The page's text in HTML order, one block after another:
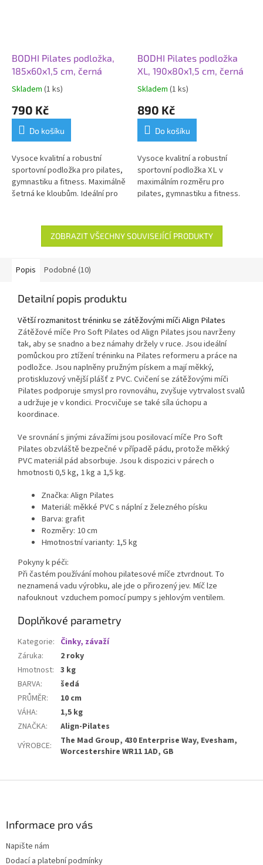
BODHI Pilates podložka,
185x60x1,5 cm, černá
Skladem (1 ks)
790 Kč
Do košíku
Vysoce kvalitní a robustní
sportovní podložka pro pilates,
gymnastiku a fitness. Maximálně
šetrná ke kloubům. Ideální pro
BODHI Pilates podložka
XL, 190x80x1,5 cm, černá
Skladem (1 ks)
890 Kč
Do košíku
Vysoce kvalitní a robustní
sportovní podložka XL v
maximálním rozměru pro
pilates, gymnastiku a fitness.
Ideální pro každodenní použití.
ZOBRAZIT VŠECHNY SOUVISEJÍCÍ PRODUKTY
Popis Podobné (10)
Detailní popis produktu
Větší rozmanitost tréninku se zátěžovými míči Align Pilates
Zátěžové míče Pro Soft Pilates od Align Pilates jsou navrženy
tak, aby se snadno a bez námahy držely v ruce. Jsou ideální
pomůckou pro ztížení tréninku na Pilates reformeru a práce na
podložce. Jsou naplněny pružným pískem a mají měkký,
protiskluzový vnější plášť z PVC. Cvičení se zátěžovými míči
Pilates podporuje smysl pro rovnováhu, zvyšuje vytrvalost svalů
a udržuje je v kondici. Procvičuje se také síla úchopu a
koordinace.
Ve srovnání s jinými závažími jsou posilovací míče Pro Soft
Pilates obzvláště bezpečné v případě pádu, protože měkký
PVC materiál pád absorbuje. Jsou k dispozici v párech o
hmotnosti 0,5 kg, 1 kg a 1,5 kg.
Značka: Align Pilates
Materiál: měkké PVC s náplní z železného písku
Barva: grafit
Rozměry: 10 cm
Hmotnostní varianty: 1,5 kg
Pokyny k péči:
Při častém používání mohou pilatesové míče ztvrdnout. To
neznamená vadu výrobku, ale jde o přirozený jev. Míč lze
nafouknout vzduchem pomocí pumpy s jehlovým ventilem.
Doplňkové parametry
Kategorie: Činky, závaží
Záruka:
2 roky
Hmotnost: 3 kg
BARVA:
šedá
PRŮMĚR:
10 cm
VÁHA:
1,5 kg
ZNAČKA:
Align-Pilates
VÝROBCE:
The Mad Group, 430 Enterprise Way, Evesham,
Worcestershire WR11 1AD, GB
Informace pro vás
Napište nám
Dodací a platební podmínky